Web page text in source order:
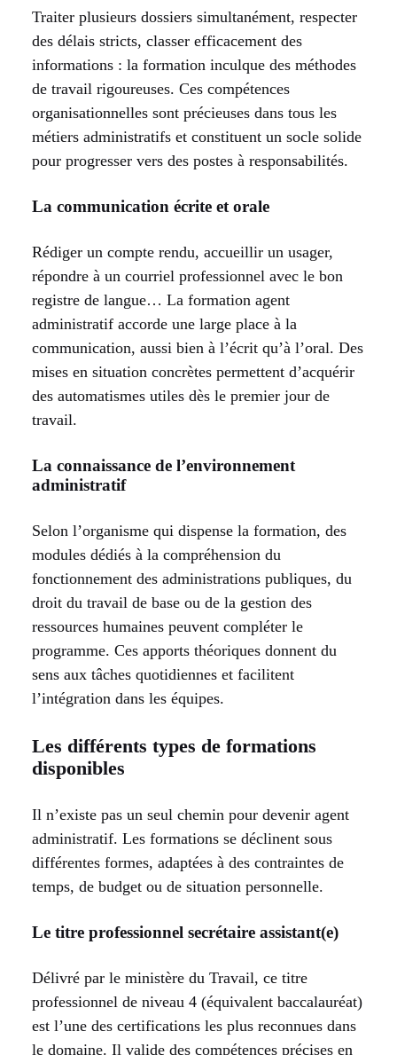
Traiter plusieurs dossiers simultanément, respecter
des délais stricts, classer efficacement des
informations : la formation inculque des méthodes
de travail rigoureuses. Ces compétences
organisationnelles sont précieuses dans tous les
métiers administratifs et constituent un socle solide
pour progresser vers des postes à responsabilités.
La communication écrite et orale
Rédiger un compte rendu, accueillir un usager,
répondre à un courriel professionnel avec le bon
registre de langue… La formation agent
administratif accorde une large place à la
communication, aussi bien à l’écrit qu’à l’oral. Des
mises en situation concrètes permettent d’acquérir
des automatismes utiles dès le premier jour de
travail.
La connaissance de l’environnement
administratif
Selon l’organisme qui dispense la formation, des
modules dédiés à la compréhension du
fonctionnement des administrations publiques, du
droit du travail de base ou de la gestion des
ressources humaines peuvent compléter le
programme. Ces apports théoriques donnent du
sens aux tâches quotidiennes et facilitent
l’intégration dans les équipes.
Les différents types de formations
disponibles
Il n’existe pas un seul chemin pour devenir agent
administratif. Les formations se déclinent sous
différentes formes, adaptées à des contraintes de
temps, de budget ou de situation personnelle.
Le titre professionnel secrétaire assistant(e)
Délivré par le ministère du Travail, ce titre
professionnel de niveau 4 (équivalent baccalauréat)
est l’une des certifications les plus reconnues dans
le domaine. Il valide des compétences précises en